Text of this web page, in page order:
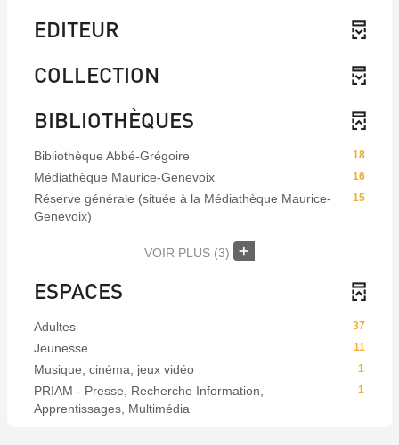
EDITEUR
COLLECTION
BIBLIOTHÈQUES
18
Bibliothèque Abbé-Grégoire
16
Médiathèque Maurice-Genevoix
15
Réserve générale (située à la Médiathèque Maurice-
Genevoix)
VOIR PLUS (3)
ESPACES
37
Adultes
11
Jeunesse
1
Musique, cinéma, jeux vidéo
1
PRIAM - Presse, Recherche Information,
Apprentissages, Multimédia